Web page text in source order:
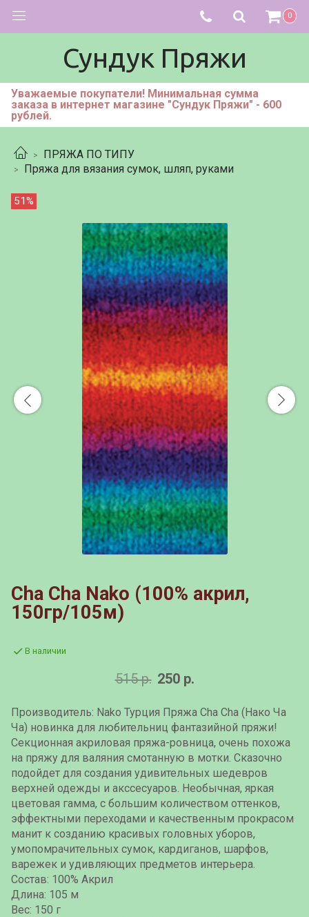
0
Сундук Пряжи
Уважаемые покупатели! Минимальная сумма
заказа в интернет магазине "Сундук Пряжи" - 600
рублей.
ПРЯЖА ПО ТИПУ
Пряжа для вязания сумок, шляп, руками
51%
Cha Cha Nako (100% акрил,
150гр/105м)
В наличии
515 р. 250 р.
Производитель: Nako Турция Пряжа Cha Cha (Нако Ча
Ча) новинка для любительниц фантазийной пряжи!
Секционная акриловая пряжа-ровница, очень похожа
на пряжу для валяния смотанную в мотки. Сказочно
подойдет для создания удивительных шедевров
верхней одежды и акссесуаров. Необычная, яркая
цветовая гамма, с большим количеством оттенков,
эффектными переходами и качественным прокрасом
манит к созданию красивых головных уборов,
умопомрачительных сумок, кардиганов, шарфов,
варежек и удивляющих предметов интерьера.
Состав: 100% Aкрил
Длина: 105 м
Вес: 150 г